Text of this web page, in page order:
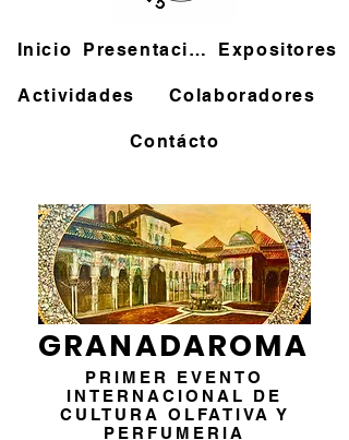
Actividades
Inicio Presentación Expositores
Colaboradores
Contácto
GRANADAROMA
PRIMER EVENTO
INTERNACIONAL DE
CULTURA OLFATIVA Y
PERFUMERIA